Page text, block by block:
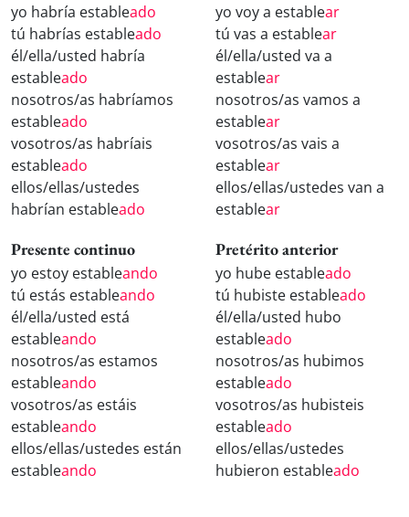
yo habría estableado
tú habrías estableado
él/ella/usted habría
estableado
nosotros/as habríamos
estableado
vosotros/as habríais
estableado
ellos/ellas/ustedes
habrían estableado
yo voy a establear
tú vas a establear
él/ella/usted va a
establear
nosotros/as vamos a
establear
vosotros/as vais a
establear
ellos/ellas/ustedes van a
establear
Presente continuo
yo estoy estableando
tú estás estableando
él/ella/usted está
estableando
nosotros/as estamos
estableando
vosotros/as estáis
estableando
ellos/ellas/ustedes están
estableando
Pretérito anterior
yo hube estableado
tú hubiste estableado
él/ella/usted hubo
estableado
nosotros/as hubimos
estableado
vosotros/as hubisteis
estableado
ellos/ellas/ustedes
hubieron estableado